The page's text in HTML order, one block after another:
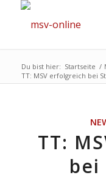
Du bist hier: Startseite /
TT: MSV erfolgreich bei
TT:
bei